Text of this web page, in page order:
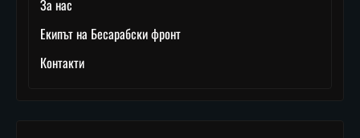
За нас
Екипът на Бесарабски фронт
Контакти